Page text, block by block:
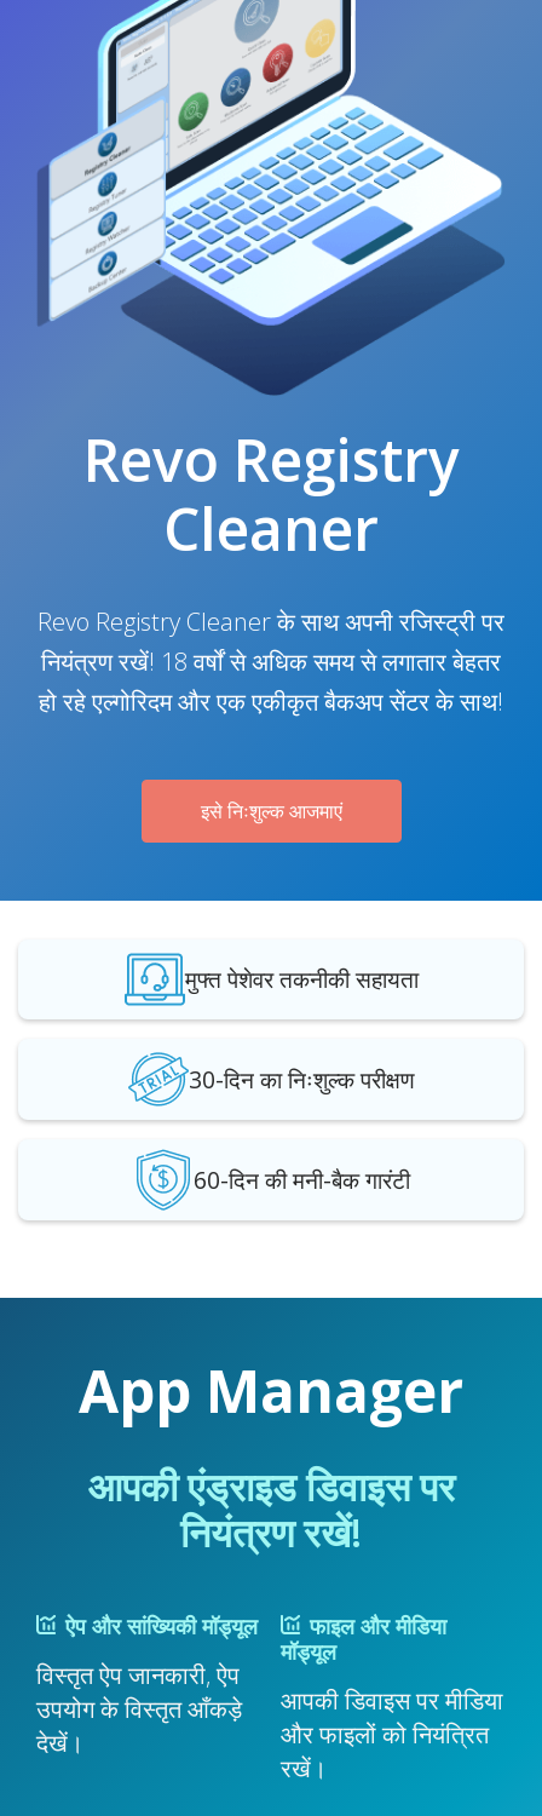
Revo Registry
Cleaner
Revo Registry Cleaner के साथ अपनी रजिस्ट्री पर
नियंत्रण रखें! 18 वर्षों से अधिक समय से लगातार बेहतर
हो रहे एल्गोरिदम और एक एकीकृत बैकअप सेंटर के साथ!
इसे निःशुल्क आजमाएं
मुफ्त पेशेवर तकनीकी सहायता
30-दिन का निःशुल्क परीक्षण
60-दिन की मनी-बैक गारंटी
App Manager
आपकी एंड्राइड डिवाइस पर
नियंत्रण रखें!
ऐप और सांख्यिकी मॉड्यूल
विस्तृत ऐप जानकारी, ऐप
उपयोग के विस्तृत आँकड़े
देखें।
फाइल और मीडिया
मॉड्यूल
आपकी डिवाइस पर मीडिया
और फाइलों को नियंत्रित
रखें।